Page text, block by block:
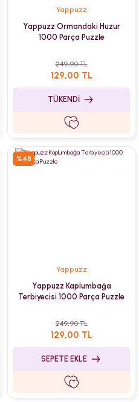
Yappuzz
Yappuzz Ormandaki Huzur
1000 Parça Puzzle
249,90 TL
129,00 TL
TÜKENDİ
%48
Yappuzz
Yappuzz Kaplumbağa
Terbiyecisi 1000 Parça Puzzle
249,90 TL
129,00 TL
SEPETE EKLE